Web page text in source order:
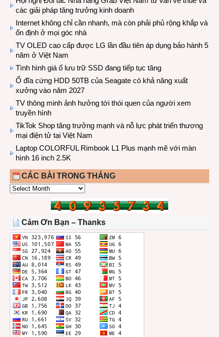
các giải pháp tăng trưởng kinh doanh
Internet không chỉ cần nhanh, mà còn phải phủ rộng khắp và
ổn định ở mọi góc nhà
TV OLED cao cấp được LG lần đầu tiên áp dụng bảo hành 5
năm ở Việt Nam
Tình hình giá ổ lưu trữ SSD đang tiếp tục tăng
Ổ đĩa cứng HDD 50TB của Seagate có khả năng xuất
xưởng vào năm 2027
TV thông minh ảnh hưởng tới thói quen của người xem
truyền hình
TikTok Shop tăng trưởng mạnh và nỗ lực phát triển thương
mại điện tử tại Việt Nam
Laptop COLORFUL Rimbook L1 Plus mạnh mẽ với màn
hình 16 inch 2.5K
CÁC BÀI TRONG THÁNG
CÁC
THÁNG
Cảm Ơn Bạn – Thanks